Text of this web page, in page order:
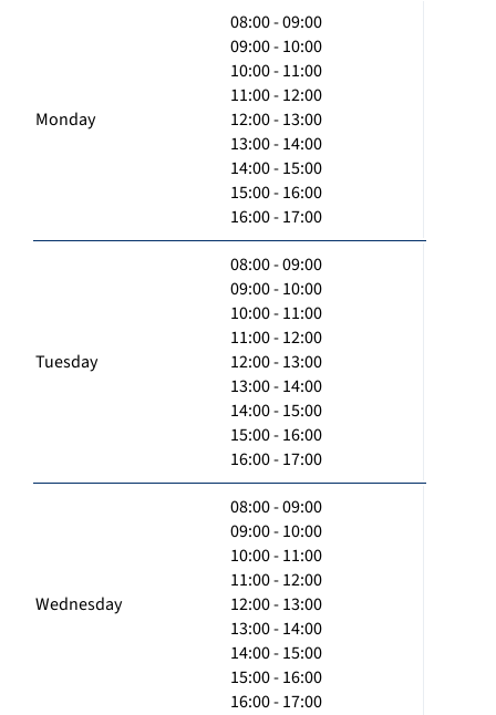
Monday
08:00 - 09:00
09:00 - 10:00
10:00 - 11:00
11:00 - 12:00
12:00 - 13:00
13:00 - 14:00
14:00 - 15:00
15:00 - 16:00
16:00 - 17:00
Tuesday
08:00 - 09:00
09:00 - 10:00
10:00 - 11:00
11:00 - 12:00
12:00 - 13:00
13:00 - 14:00
14:00 - 15:00
15:00 - 16:00
16:00 - 17:00
Wednesday
08:00 - 09:00
09:00 - 10:00
10:00 - 11:00
11:00 - 12:00
12:00 - 13:00
13:00 - 14:00
14:00 - 15:00
15:00 - 16:00
16:00 - 17:00